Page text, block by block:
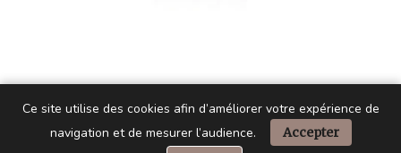
Ce site utilise des cookies afin d’améliorer votre expérience de
navigation et de mesurer l’audience.
Accepter